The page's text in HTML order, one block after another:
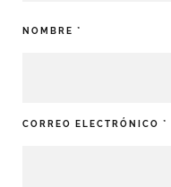
NOMBRE *
CORREO ELECTRÓNICO *